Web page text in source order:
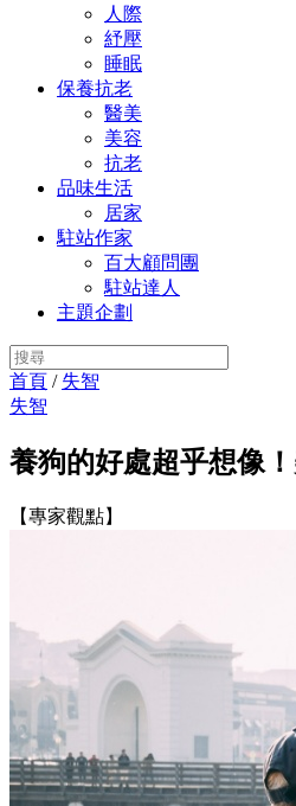
人際
紓壓
睡眠
保養抗老
醫美
美容
抗老
品味生活
居家
駐站作家
百大顧問團
駐站達人
主題企劃
首頁 / 失智
失智
養狗的好處超乎想像
【專家觀點】